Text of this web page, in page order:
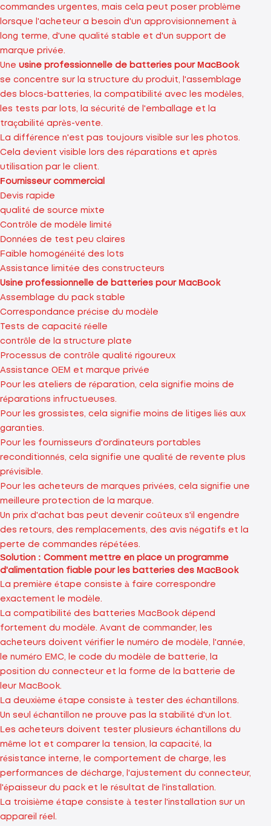
commandes urgentes, mais cela peut poser problème
lorsque l'acheteur a besoin d'un approvisionnement à
long terme, d'une qualité stable et d'un support de
marque privée.
Une usine professionnelle de batteries pour MacBook
se concentre sur la structure du produit, l'assemblage
des blocs-batteries, la compatibilité avec les modèles,
les tests par lots, la sécurité de l'emballage et la
traçabilité après-vente.
La différence n'est pas toujours visible sur les photos.
Cela devient visible lors des réparations et après
utilisation par le client.
Fournisseur commercial
Devis rapide
qualité de source mixte
Contrôle de modèle limité
Données de test peu claires
Faible homogénéité des lots
Assistance limitée des constructeurs
Usine professionnelle de batteries pour MacBook
Assemblage du pack stable
Correspondance précise du modèle
Tests de capacité réelle
contrôle de la structure plate
Processus de contrôle qualité rigoureux
Assistance OEM et marque privée
Pour les ateliers de réparation, cela signifie moins de
réparations infructueuses.
Pour les grossistes, cela signifie moins de litiges liés aux
garanties.
Pour les fournisseurs d'ordinateurs portables
reconditionnés, cela signifie une qualité de revente plus
prévisible.
Pour les acheteurs de marques privées, cela signifie une
meilleure protection de la marque.
Un prix d'achat bas peut devenir coûteux s'il engendre
des retours, des remplacements, des avis négatifs et la
perte de commandes répétées.
Solution : Comment mettre en place un programme
d'alimentation fiable pour les batteries des MacBook
La première étape consiste à faire correspondre
exactement le modèle.
La compatibilité des batteries MacBook dépend
fortement du modèle. Avant de commander, les
acheteurs doivent vérifier le numéro de modèle, l'année,
le numéro EMC, le code du modèle de batterie, la
position du connecteur et la forme de la batterie de
leur MacBook.
La deuxième étape consiste à tester des échantillons.
Un seul échantillon ne prouve pas la stabilité d'un lot.
Les acheteurs doivent tester plusieurs échantillons du
même lot et comparer la tension, la capacité, la
résistance interne, le comportement de charge, les
performances de décharge, l'ajustement du connecteur,
l'épaisseur du pack et le résultat de l'installation.
La troisième étape consiste à tester l'installation sur un
appareil réel.